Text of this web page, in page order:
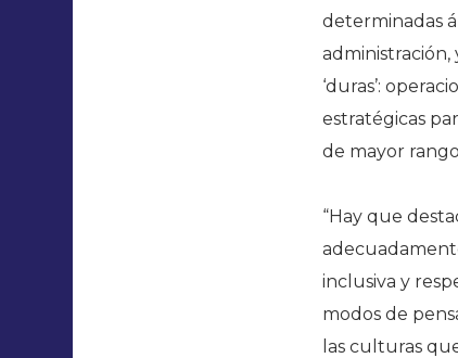
determinadas
administración,
‘duras’:
estratégicas
de mayor
“Hay que
inclusiva y
modos de
las culturas